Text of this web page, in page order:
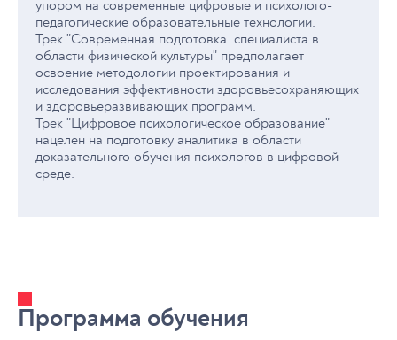
упором на современные цифровые и психолого-
педагогические образовательные технологии.
Трек "Современная подготовка специалиста в
области физической культуры" предполагает
освоение методологии проектирования и
исследования эффективности здоровьесохраняющих
и здоровьеразвивающих программ.
Трек "Цифровое психологическое образование"
нацелен на подготовку аналитика в области
доказательного обучения психологов в цифровой
среде.
Программа обучения